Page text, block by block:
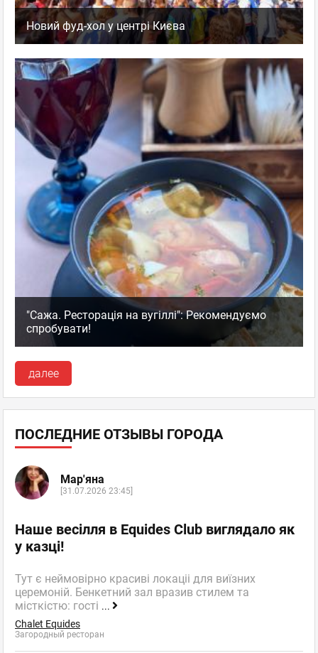
Новий фуд-хол у центрі Києва
"Сажа. Ресторація на вугіллі": Рекомендуємо
спробувати!
далее
ПОСЛЕДНИЕ ОТЗЫВЫ ГОРОДА
Мар'яна
[31.07.2026 23:45]
Наше весілля в Equides Club виглядало як
у казці!
Тут є неймовірно красиві локаціі для виїзних
церемоній. Бенкетний зал вразив стилем та
місткістю: гості ...
Chalet Equides
Загородный ресторан